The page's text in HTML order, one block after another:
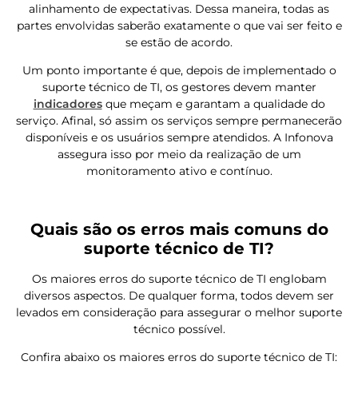
alinhamento de expectativas. Dessa maneira, todas as
partes envolvidas saberão exatamente o que vai ser feito e
se estão de acordo.
Um ponto importante é que, depois de implementado o
suporte técnico de TI, os gestores devem manter
indicadoresque meçam e garantam a qualidade do
serviço. Afinal, só assim os serviços sempre permanecerão
disponíveis e os usuários sempre atendidos. A Infonova
assegura isso por meio da realização de um
monitoramento ativo e contínuo.
Quais são os erros mais comuns do
suporte técnico de TI?
Os maiores erros do suporte técnico de TI englobam
diversos aspectos. De qualquer forma, todos devem ser
levados em consideração para assegurar o melhor suporte
técnico possível.
Confira abaixo os maiores erros do suporte técnico de TI: